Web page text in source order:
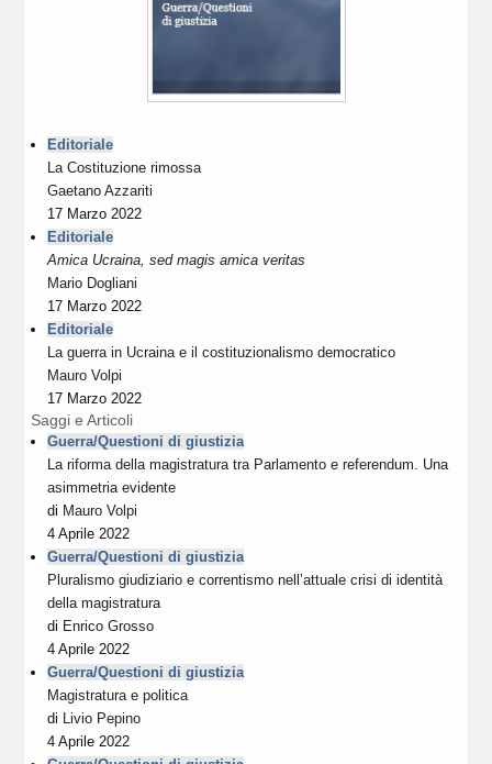
Editoriale
La Costituzione rimossa
Gaetano Azzariti
17 Marzo 2022
Editoriale
Amica Ucraina, sed magis amica veritas
Mario Dogliani
17 Marzo 2022
Editoriale
La guerra in Ucraina e il costituzionalismo democratico
Mauro Volpi
17 Marzo 2022
Saggi e Articoli
Guerra/Questioni di giustizia
La riforma della magistratura tra Parlamento e referendum. Una
asimmetria evidente
di Mauro Volpi
4 Aprile 2022
Guerra/Questioni di giustizia
Pluralismo giudiziario e correntismo nell’attuale crisi di identità
della magistratura
di Enrico Grosso
4 Aprile 2022
Guerra/Questioni di giustizia
Magistratura e politica
di Livio Pepino
4 Aprile 2022